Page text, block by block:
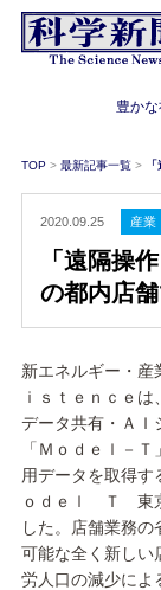
豊か
TOP > 最新記事一覧 >
2020.09.25 産業
「遠隔操
の都内店
新エネルギー・産
ｉｓｔｅｎｃｅ
データ共有・ＡＩ
「Ｍｏｄｅｌ－
用データを取得
ｏｄｅｌ Ｔ 東
した。店舗業務
可能な全く新しい
労人口の減少によ